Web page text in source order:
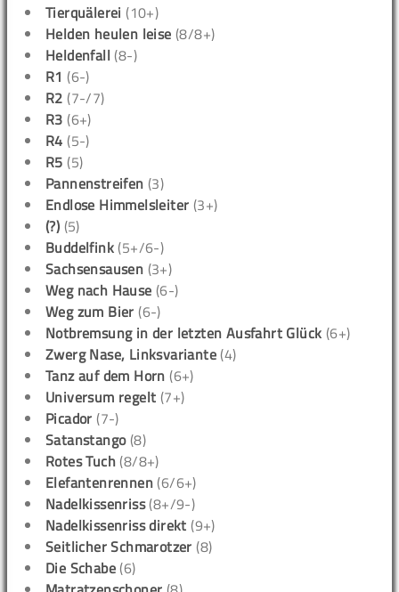
Tierquälerei (10+)
Helden heulen leise (8/8+)
Heldenfall (8-)
R1 (6-)
R2 (7-/7)
R3 (6+)
R4 (5-)
R5 (5)
Pannenstreifen (3)
Endlose Himmelsleiter (3+)
(?) (5)
Buddelfink (5+/6-)
Sachsensausen (3+)
Weg nach Hause (6-)
Weg zum Bier (6-)
Notbremsung in der letzten Ausfahrt Glück (6+)
Zwerg Nase, Linksvariante (4)
Tanz auf dem Horn (6+)
Universum regelt (7+)
Picador (7-)
Satanstango(8)
Rotes Tuch (8/8+)
Elefantenrennen (6/6+)
Nadelkissenriss(8+/9-)
Nadelkissenriss direkt (9+)
Seitlicher Schmarotzer (8)
Die Schabe (6)